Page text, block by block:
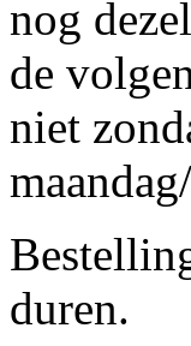
nog
de
niet
duren.